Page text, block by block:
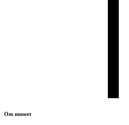
Om museet